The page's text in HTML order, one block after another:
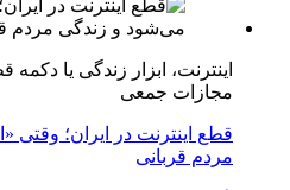
اینترنت، ابزار زندگی یا
مجازات جمعی
قطع اینترنت در ایران؛ وقتی
مردم قربانی